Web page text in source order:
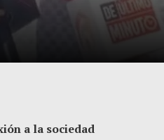
a la sociedad